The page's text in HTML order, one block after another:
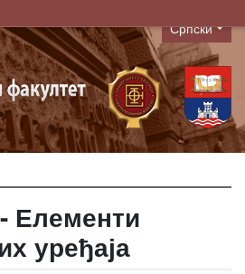
Language
Српски
Елементи
уређаја